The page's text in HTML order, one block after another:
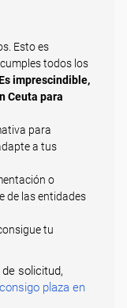
Esto es
todos los
imprescindible,
Ceuta para
para
a tus
o
de las entidades
tu
solicitud,
plaza en